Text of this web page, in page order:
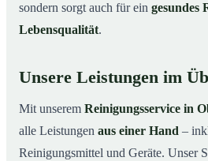
sondern sorgt auch für ein gesundes
Lebensqualität.
Unsere Leistungen im
Mit unserem Reinigungsservice in
alle Leistungen aus einer Hand –
Reinigungsmittel und Geräte. Unser